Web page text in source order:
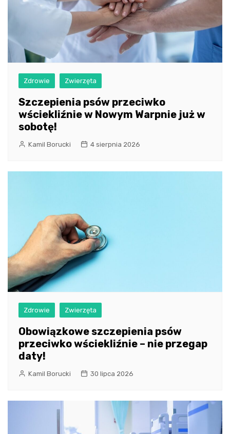
Zdrowie Zwierzęta
Szczepienia psów przeciwko
wściekliźnie w Nowym Warpnie już w
sobotę!
Kamil Borucki 4 sierpnia 2026
Zdrowie Zwierzęta
Obowiązkowe szczepienia psów
przeciwko wściekliźnie – nie przegap
daty!
Kamil Borucki 30 lipca 2026